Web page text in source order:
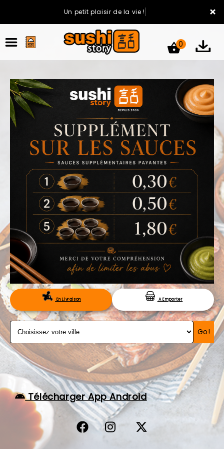
×
Un petit plaisir de la vie !
ACCUEIL
LA CARTE
VOTRE COMPTE
NOTRE RESTAURANT
VOS AVIS
MENTIONS LÉGALES
C.G.V
RÉSERVATION
0
En Livraison A Emporter
Go!
Télécharger App Android